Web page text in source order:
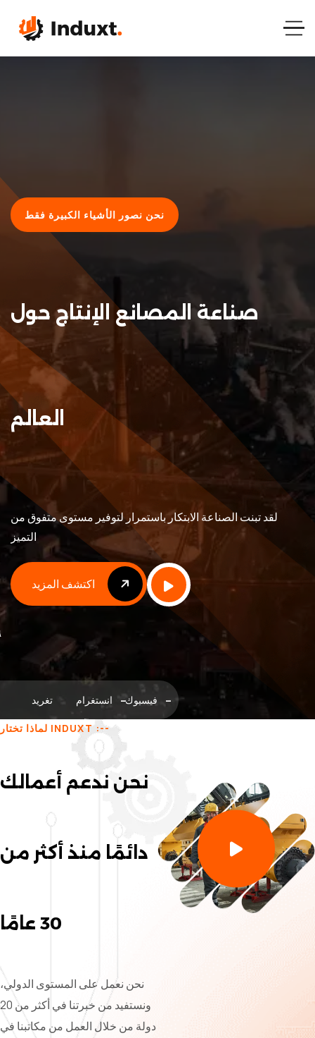
نحن نصور الأشياء الكبيرة فقط
صناعة المصانع الإنتاج حول
العالم
لقد تبنت الصناعة الابتكار باستمرار لتوفير مستوى متفوق من
التميز
فيسبوك انستغرام تغريد
لماذا تختار INDUXT :--
نحن ندعم أعمالك
دائمًا منذ أكثر من
30 عامًا
نحن نعمل على المستوى الدولي،
ونستفيد من خبرتنا في أكثر من 20
دولة من خلال العمل من مكاتبنا في